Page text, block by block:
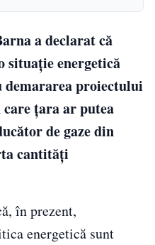
a declarat că
situație energetică
proiectului
țara ar putea
de gaze din
cantități
în prezent,
energetică sunt